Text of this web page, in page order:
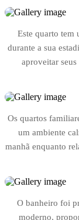
Este quarto tem
durante a sua
aproveitar
Os quartos
um ambiente
manhã enquanto
O banheiro foi
moderno,